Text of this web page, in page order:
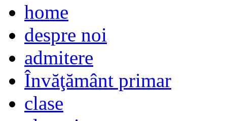
home
despre noi
admitere
Învăţământ primar
clase